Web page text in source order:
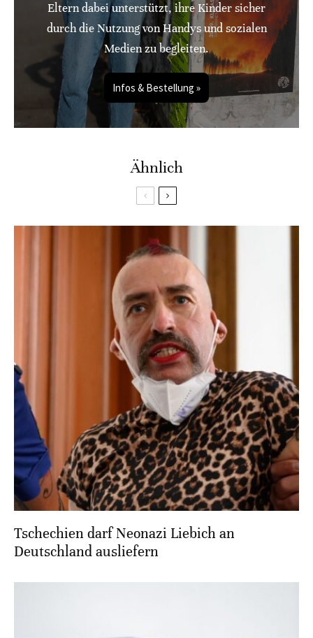
Eltern dabei unterstützt, ihre Kinder sicher
durch die Nutzung von Handys und sozialen
Medien zu begleiten.
Infos & Bestellung »
Ähnlich
Tschechien darf Neonazi Liebich an
Deutschland ausliefern